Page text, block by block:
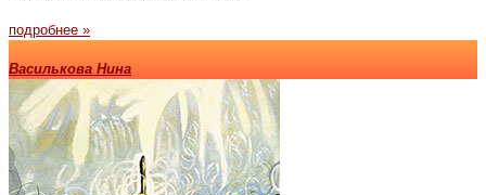
подробнее »
Василькова Нина